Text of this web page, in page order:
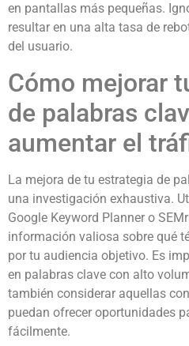
en pantallas más pequeñas.
resultar en una alta tasa de
del usuario.
Cómo mejorar
de palabras
aumentar el
La mejora de tu estrategia de
una investigación exhaustiva.
Google Keyword Planner o
información valiosa sobre qué
por tu audiencia objetivo. Es
en palabras clave con alto
también considerar aquellas
puedan ofrecer oportunidades
fácilmente.